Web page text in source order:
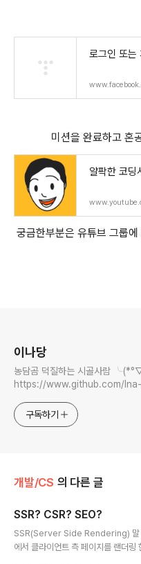
로그인 또는
미션을 완료하고 혼
얄팍한 코딩
궁금한부분은 유튜브 그룹
이나당
농담곰 덕질하는 시골사람
https://www.github.com/
구독하기
개발/CS 의 다른 글
SSR? CSR? SEO?
SSR(Server Side Rendering) 말
에서 클라이언트 측 페이지를 랜더링